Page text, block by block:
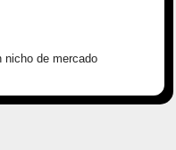
nicho de mercado